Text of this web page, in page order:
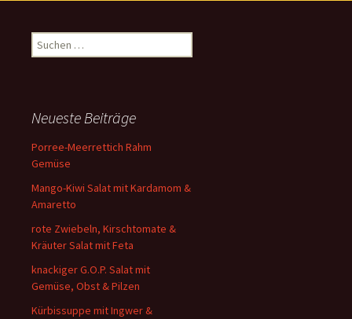
Suchen
nach:
Neueste Beiträge
Porree-Meerrettich Rahm
Gemüse
Mango-Kiwi Salat mit Kardamom &
Amaretto
rote Zwiebeln, Kirschtomate &
Kräuter Salat mit Feta
knackiger G.O.P. Salat mit
Gemüse, Obst & Pilzen
Kürbissuppe mit Ingwer &